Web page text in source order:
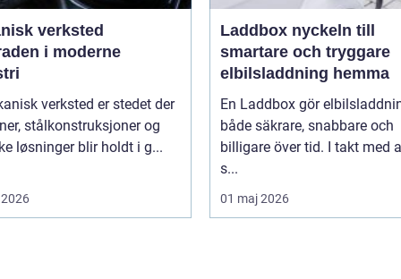
verksted
i moderne
verksted er stedet der
stålkonstruksjoner og
løsninger blir holdt i g...
Laddbox nyckeln till
smartare och tryggare
elbilsladdning hemma
En Laddbox gör
både säkrare, snabbare och
billigare över tid. I takt med
s...
01 maj 2026